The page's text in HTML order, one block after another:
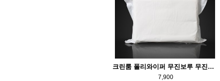
크린룸 폴리와이퍼 무진보루 무진천 6×9인치(15×23cm) 100장
7,900